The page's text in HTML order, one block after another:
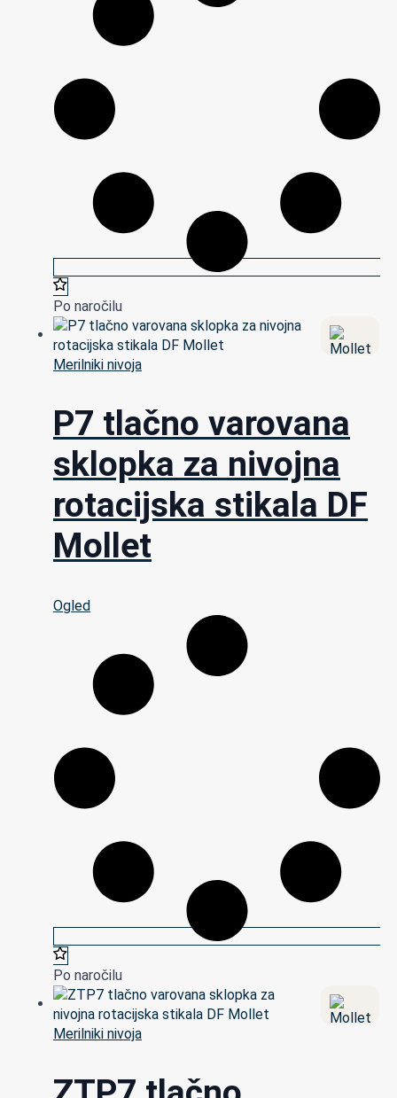
Po naročilu
Merilniki nivoja
P7 tlačno varovana
sklopka za nivojna
rotacijska stikala DF
Mollet
Ogled
Po naročilu
Merilniki nivoja